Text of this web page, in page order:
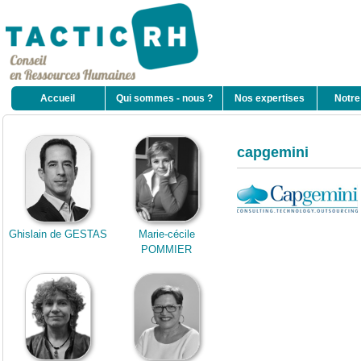
Ghislain de GESTAS
Marie-cécile
POMMIER
capgemini
Accueil Qui sommes - nous ? Nos expertises